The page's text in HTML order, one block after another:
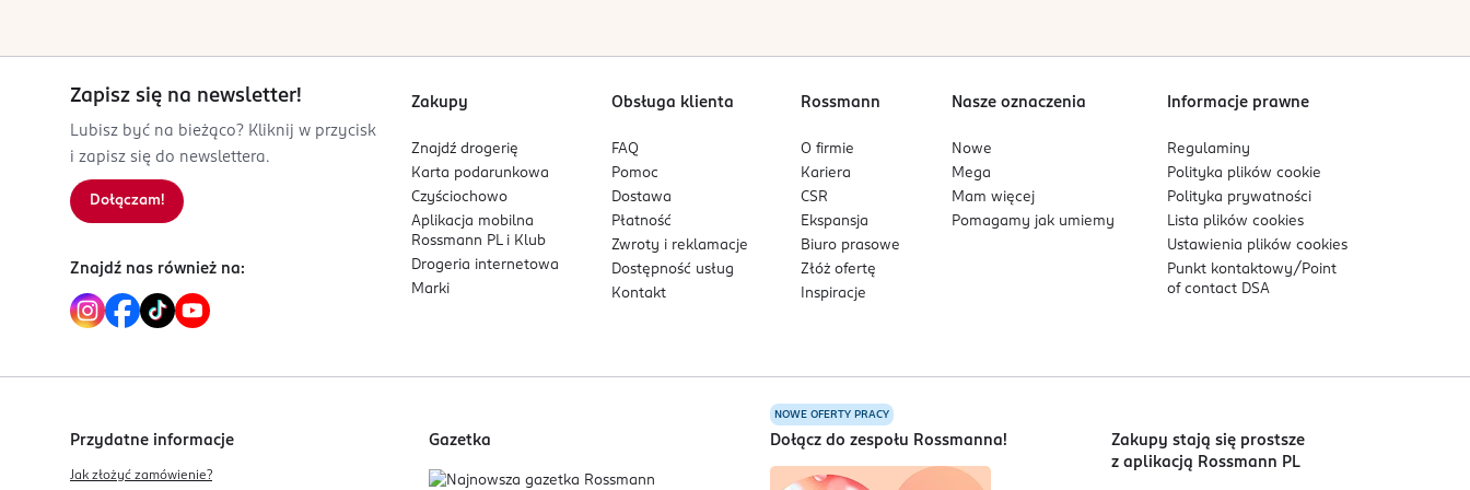
PRODUCENT/PODMIOT ODPOWIEDZIALNY
Haleon Poland sp. z o.o.
ul. Rzymowskiego 53
5 054563 234360
Sortowanie wgdata: od najnowszej
Zapisz się na newsletter!
Lubisz być na bieżąco? Kliknij w przycisk
i zapisz się do newslettera.
Dołączam!
Znajdź nas również na:
Zakupy
Znajdź drogerię
Karta podarunkowa
Czyściochowo
Aplikacja mobilna
Rossmann PL i Klub
Drogeria internetowa
Marki
Obsługa klienta
FAQ
Pomoc
Dostawa
Płatność
Zwroty i reklamacje
Dostępność usług
Kontakt
Rossmann
O firmie
Kariera
CSR
Ekspansja
Biuro prasowe
Złóż ofertę
Inspiracje
Nasze oznaczenia
Nowe
Mega
Mam więcej
Pomagamy jak umiemy
Informacje prawne
Regulaminy
Polityka plikówcookie
Polityka prywatności
Lista plikówcookies
Ustawienia plikówcookies
Punkt kontaktowy/ Point
of contact DSA
Przydatne informacje
Jak złożyć zamówienie?
Gazetka
NOWE OFERTY PRACY
Dołącz do zespołu Rossmanna!
Zakupy stają się prostsze
z aplikacją Rossmann PL